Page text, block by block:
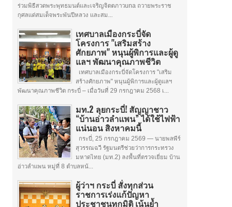
ร่วมพิธีสวดพระพุทธมนต์และเจริญจิตตภาวuna ถวายพระราช
กุศลแด่สมเด็จพระพันปีหลวง และสม...
เทศบาลเมืองกระบี่จัด
โครงการ "เสริมสร้าง
ศักยภาพ" หนุนผู้พิการและผู้ดู
แลฯ พัฒนาคุณภาพชีวิต
เทศบาลเมืองกระบี่จัดโครงการ "เสริม
สร้างศักยภาพ" หนุนผู้พิการและผู้ดูแลฯ
พัฒนาคุณภาพชีวิต กระบี่ – เมื่อวันที่ 29 กรกฎาคม 2568 เ...
มท.2 ลุยกระบี่! สัญญาชาว
“บ้านอ่าวลำแพน” ได้ใช้ไฟฟ้า
แน่นอน สิงหาคมนี้
กระบี่, 25 กรกฎาคม 2569 — นายพลพีร์
สุวรรณฉวี รัฐมนตรีช่วยว่าการกระทรวง
มหาดไทย (มท.2) ลงพื้นที่ตรวจเยี่ยม บ้าน
อ่าวลำแพน หมู่ที่ 8 ตำบลหน้...
ผู้ว่าฯ กระบี่ สั่งทุกส่วน
ราชการเร่งแก้ปัญหา
ประชาชนทุกมิติ เน้นย้ำ